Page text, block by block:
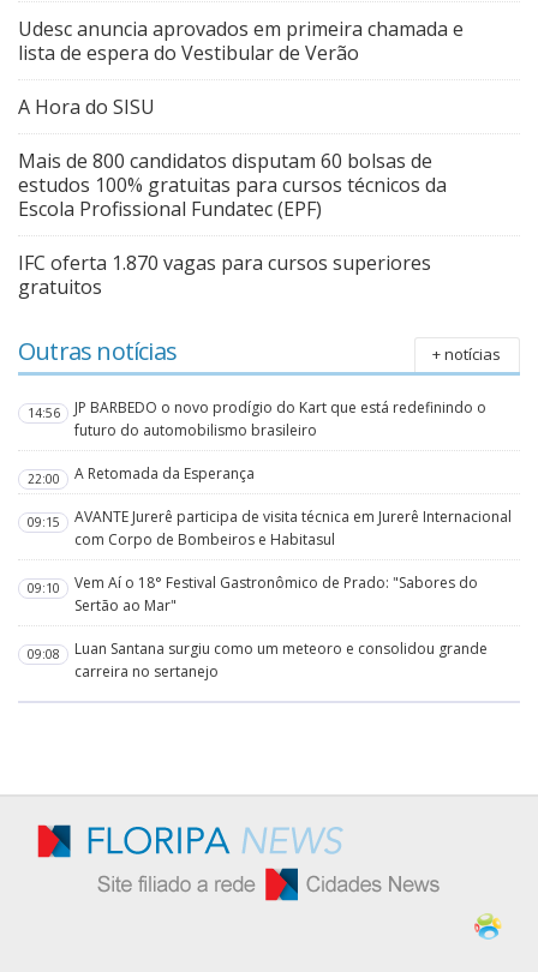
Udesc anuncia aprovados em primeira chamada e
lista de espera do Vestibular de Verão
A Hora do SISU
Mais de 800 candidatos disputam 60 bolsas de
estudos 100% gratuitas para cursos técnicos da
Escola Profissional Fundatec (EPF)
IFC oferta 1.870 vagas para cursos superiores
gratuitos
Outras notícias + notícias
14:56
JP BARBEDO o novo prodígio do Kart que está redefinindo o
futuro do automobilismo brasileiro
22:00 A Retomada da Esperança
09:15
AVANTE Jurerê participa de visita técnica em Jurerê Internacional
com Corpo de Bombeiros e Habitasul
09:10
Vem Aí o 18° Festival Gastronômico de Prado: "Sabores do
Sertão ao Mar"
09:08
Luan Santana surgiu como um meteoro e consolidou grande
carreira no sertanejo